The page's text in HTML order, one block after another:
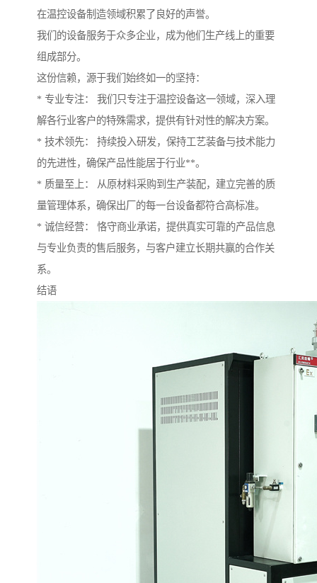
在温控设备制造领域积累了良好的声誉。
我们的设备服务于众多企业，成为他们生产线上的重要
组成部分。
这份信赖，源于我们始终如一的坚持：
* 专业专注： 我们只专注于温控设备这一领域，深入理
解各行业客户的特殊需求，提供有针对性的解决方案。
* 技术领先： 持续投入研发，保持工艺装备与技术能力
的先进性，确保产品性能居于行业**。
* 质量至上： 从原材料采购到生产装配，建立完善的质
量管理体系，确保出厂的每一台设备都符合高标准。
* 诚信经营： 恪守商业承诺，提供真实可靠的产品信息
与专业负责的售后服务，与客户建立长期共赢的合作关
系。
结语